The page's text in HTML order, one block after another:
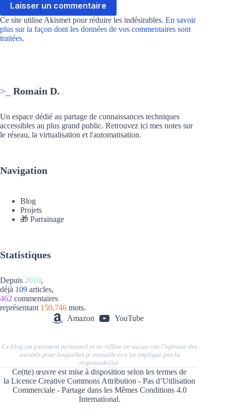
Laisser un commentaire
Ce site utilise Akismet pour réduire les indésirables. En savoir
plus sur la façon dont les données de vos commentaires sont
traitées.
>_ Romain D.
Un espace dédié au partage de connaissances techniques
accessibles au plus grand public. Retrouvez ici mes notes sur
le réseau, la virtualisation et l'automatisation.
Navigation
Blog
Projets
🎁 Parrainage
Statistiques
Depuis 2010,
déjà 109 articles,
462 commentaires
représentant 150,746 mots.
Amazon
YouTube
Ce blog est purement personnel et ne reflète en aucun cas l’opinion des
sociétés pour lesquelles je travaille et n’en implique pas la
responsabilité.
Ce(tte) œuvre est mise à disposition selon les termes de
laLicence Creative Commons Attribution - Pas d’Utilisation
Commerciale - Partage dans les Mêmes Conditions 4.0
International.